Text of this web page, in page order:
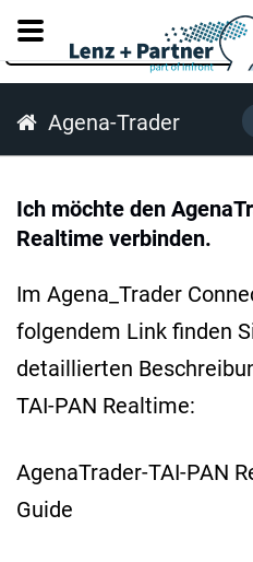
Agena-Trader
Ich möchte den
Realtime verbinden.
Im Agena_Trader
folgendem Link finden
detaillierten
TAI-PAN Realtime:
AgenaTrader-TAI-PAN
Guide